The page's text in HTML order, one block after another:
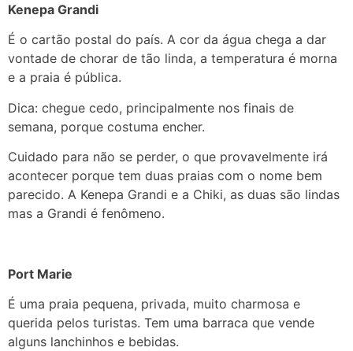
Kenepa Grandi
É o cartão postal do país. A cor da água chega a dar
vontade de chorar de tão linda, a temperatura é morna
e a praia é pública.
Dica: chegue cedo, principalmente nos finais de
semana, porque costuma encher.
Cuidado para não se perder, o que provavelmente irá
acontecer porque tem duas praias com o nome bem
parecido. A Kenepa Grandi e a Chiki, as duas são lindas
mas a Grandi é fenômeno.
Port Marie
É uma praia pequena, privada, muito charmosa e
querida pelos turistas. Tem uma barraca que vende
alguns lanchinhos e bebidas.